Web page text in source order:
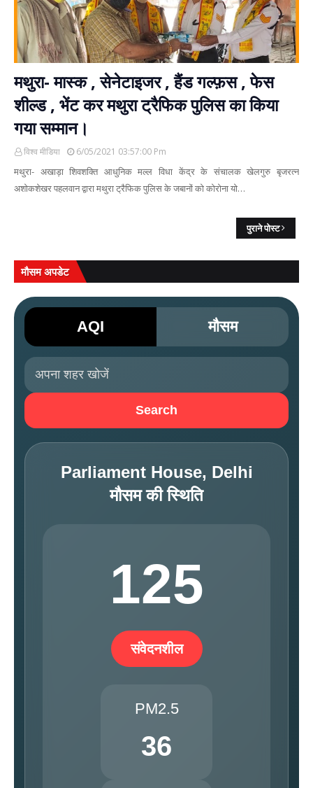
मथुरा- मास्क , सेनेटाइजर , हैंड गल्फ़स , फेस
शील्ड , भेंट कर मथुरा ट्रैफिक पुलिस का किया
गया सम्मान।
विश्व मीडिया 6/05/2021 03:57:00 Pm
मथुरा- अखाड़ा शिवशक्ति आधुनिक मल्ल विधा केंद्र के संचालक खेलगुरु बृजरत्न
अशोकशेखर पहलवान द्वारा मथुरा ट्रैफिक पुलिस के जबानों को कोरोना यो…
पुराने पोस्ट
मौसम अपडेट
AQI मौसम
Search
Parliament House, Delhi
मौसम की स्थिति
125
संवेदनशील
PM2.5
36